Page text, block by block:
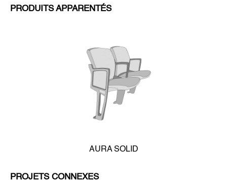
PRODUITS APPARENTÉS
AURA SOLID
PROJETS CONNEXES